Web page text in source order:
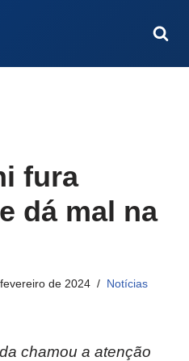
fura
dá mal na
de 2024 Notícias
chamou a atenção